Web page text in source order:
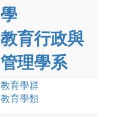
學
教育行政與
管理學系
教育學群
教育學類